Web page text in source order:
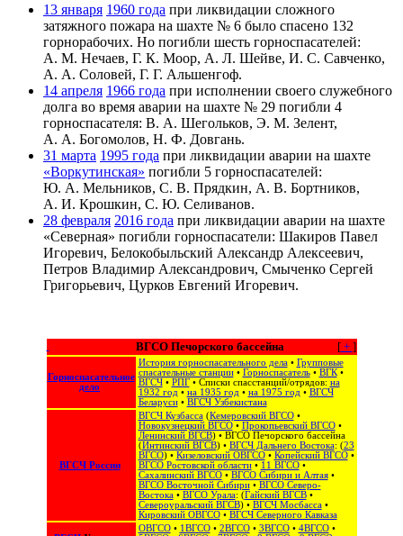
13 января 1960 года при ликвидации сложного
затяжного пожара на шахте № 6 было спасено 132
горнорабочих. Но погибли шесть горноспасателей:
А. М. Нечаев, Г. К. Моор, А. Л. Шейве, И. С. Савченко,
А. А. Соловей, Г. Г. Альшенгоф.
14 апреля 1966 года при исполнении своего служебного
долга во время аварии на шахте № 29 погибли 4
горноспасателя: В. А. Шегольков, Э. М. Зелент,
А. А. Богомолов, Н. Ф. Довгань.
31 марта 1995 года при ликвидации аварии на шахте
«Воркутинская» погибли 5 горноспасателей:
Ю. А. Мельников, С. В. Прядкин, А. В. Бортников,
А. И. Крошкин, С. Ю. Селиванов.
28 февраля 2016 года при ликвидации аварии на шахте
«Северная» погибли горноспасатели: Шакиров Павел
Игоревич, Белокобыльский Александр Алексеевич,
Петров Владимир Александрович, Смыченко Сергей
Григорьевич, Цурков Евгений Игоревич.
[+ ]
ВГСО Печорского бассейна
Горноспасательное
дело
История горноспасательного дела• Групповые
спасательные станции• Горноспасатель• ВГК•
ВГСЧ• РПГ• Списки спасстанций/отрядов: на
1932 год • на 1935 год • на 1975 год • ВГСЧ
Беларуси• ВГСЧ Узбекистана
ВГСЧ России
ВГСЧ Кузбасса(Кемеровский ВГСО•
Новокузнецкий ВГСО• Прокопьевский ВГСО•
Ленинский ВГСВ) • ВГСО Печорского бассейна
(Интинский ВГСВ) • ВГСЧ Дальнего Востока: (23
ВГСО) • Кизеловский ОВГСО• Копейский ВГСО•
ВГСО Ростовской области• 11 ВГСО•
Сахалинский ВГСО‎ • ВГСО Сибири и Алтая‎ •
ВГСО Восточной Сибири• ВГСО Северо-
Востока‎‎ • ВГСО Урала: (Гайский ВГСВ•
Североуральский ВГСВ) • ВГСЧ Мосбасса•
Кировский ОВГСО• ВГСЧ Северного Кавказа
ОВГСО• 1ВГСО• 2ВГСО• 3ВГСО• 4ВГСО•